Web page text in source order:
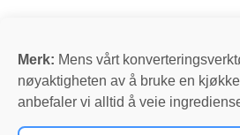
Merk: Mens vårt
nøyaktigheten av å bruke en
anbefaler vi alltid å veie